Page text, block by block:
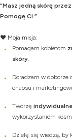
”Masz jedną skórę
Pomogę Ci.”
❤️ Moja misja:
Pomagam kobietom
skóry
Doradzam w doborze
chaosu i
Tworzę
wykorzystaniem
Dzielę się wiedzą, by